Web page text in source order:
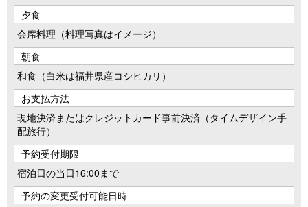
夕食
会席料理（料理写真はイメージ）
朝食
和食（白米は福井県産コシヒカリ）
お支払方法
現地決済またはクレジットカード事前決済（タイムデザイン手
配旅行）
予約受付期限
宿泊日の当日16:00まで
予約の変更受付可能日時